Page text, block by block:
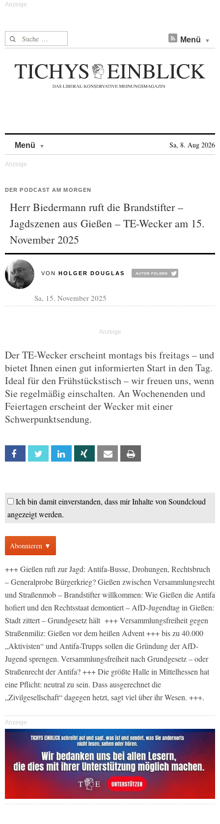
Suche nach: Menü
Menü Sa, 8. Aug 2026
DER PODCAST AM MORGEN
Herr Biedermann ruft die Brandstifter –
Jagdszenen aus Gießen – TE-Wecker am 15.
November 2025
VON HOLGER DOUGLAS
Sa, 15. November 2025
Der TE-Wecker erscheint montags bis freitags – und
bietet Ihnen einen gut informierten Start in den Tag.
Ideal für den Frühstückstisch – wir freuen uns, wenn
Sie regelmäßig einschalten. An Wochenenden und
Feiertagen erscheint der Wecker mit einer
Schwerpunktsendung.
Facebook Twitter Linkedin Xing Email
Ich bin damit einverstanden, dass mir Inhalte von Soundcloud
angezeigt werden.
Abonnieren ▼
+++ Gießen ruft zur Jagd: Antifa-Busse, Drohungen, Rechtsbruch
– Generalprobe Bürgerkrieg? Gießen zwischen Versammlungsrecht
und Straßenmob – Brandstifter willkommen: Wie Gießen die Antifa
hofiert und den Rechtsstaat demontiert – AfD-Jugendtag in Gießen:
Stadt zittert – Grundgesetz hält +++ Versammlungsfreiheit gegen
Straßenmiliz: Gießen vor dem heißen Advent +++ bis zu 40.000
„Aktivisten“ und Antifa-Trupps sollen die Gründung der AfD-
Jugend sprengen. Versammlungsfreiheit nach Grundgesetz – oder
Straßenrecht der Antifa? +++ Die größte Halle in Mittelhessen hat
eine Pflicht: neutral zu sein. Dass ausgerechnet die
„Zivilgesellschaft“ dagegen hetzt, sagt viel über ihr Wesen. +++.
Anzeige